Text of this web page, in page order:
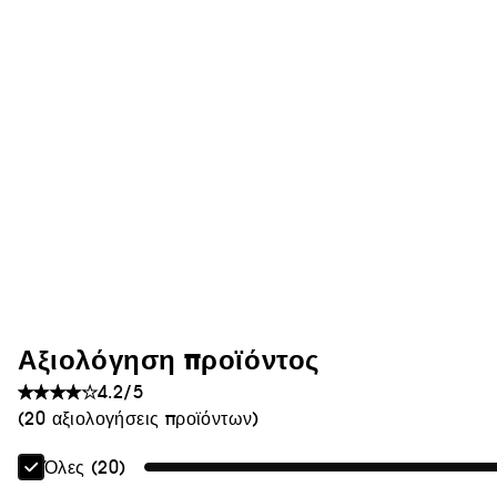
Αξιολόγηση προϊόντος
4.2/5
(20 αξιολογήσεις προϊόντων)
Όλες (20)